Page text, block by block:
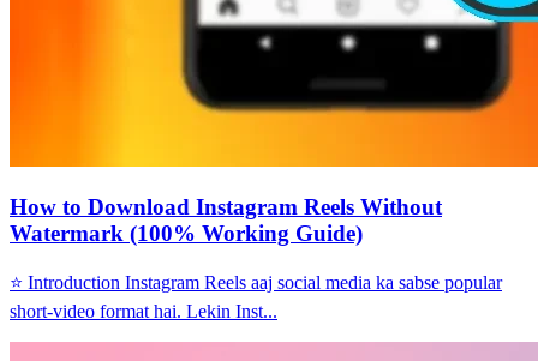
How to Download Instagram Reels Without
Watermark (100% Working Guide)
⭐ Introduction Instagram Reels aaj social media ka sabse popular
short-video format hai. Lekin Inst...